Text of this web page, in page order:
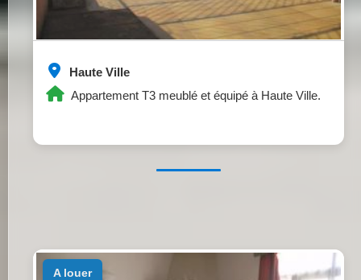
Haute Ville
Appartement T3 meublé et équipé à Haute Ville.
a louer